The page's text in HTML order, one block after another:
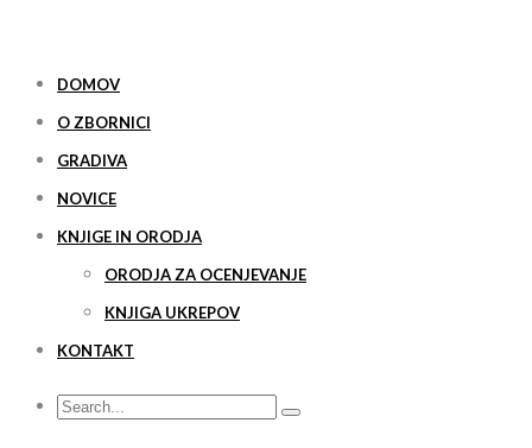
DOMOV
O ZBORNICI
GRADIVA
NOVICE
KNJIGE IN ORODJA
ORODJA ZA OCENJEVANJE
KNJIGA UKREPOV
KONTAKT